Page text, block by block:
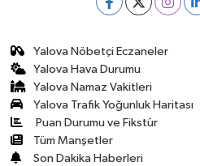
Yalova Nöbetçi Eczaneler
Yalova Hava Durumu
Yalova Namaz Vakitleri
Yalova Trafik Yoğunluk Haritası
Puan Durumu ve Fikstür
Tüm Manşetler
Son Dakika Haberleri